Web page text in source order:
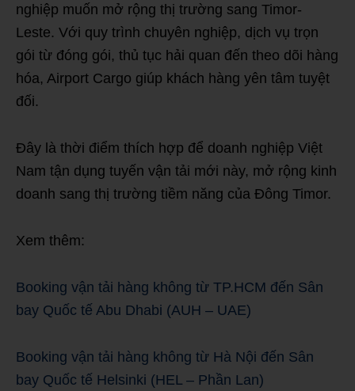
nghiệp muốn mở rộng thị trường sang Timor-
Leste. Với quy trình chuyên nghiệp, dịch vụ trọn
gói từ đóng gói, thủ tục hải quan đến theo dõi hàng
hóa, Airport Cargo giúp khách hàng yên tâm tuyệt
đối.
Đây là thời điểm thích hợp để doanh nghiệp Việt
Nam tận dụng tuyến vận tải mới này, mở rộng kinh
doanh sang thị trường tiềm năng của Đông Timor.
Xem thêm:
Booking vận tải hàng không từ TP.HCM đến Sân
bay Quốc tế Abu Dhabi (AUH – UAE)
Booking vận tải hàng không từ Hà Nội đến Sân
bay Quốc tế Helsinki (HEL – Phần Lan)